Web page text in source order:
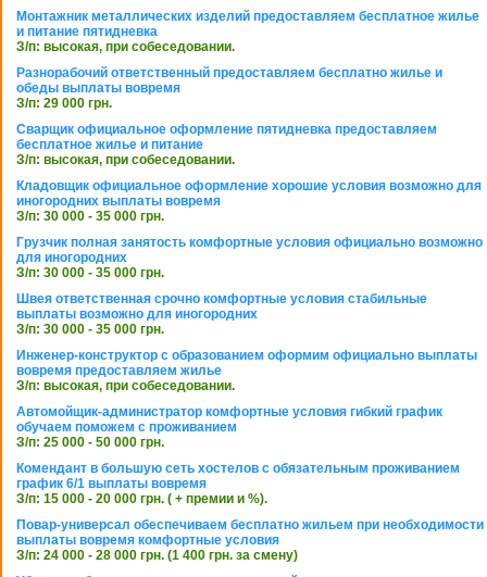
Монтажник металлических изделий предоставляем бесплатное жилье
и питание пятидневка
З/п: высокая, при собеседовании.
Разнорабочий ответственный предоставляем бесплатно жилье и
обеды выплаты вовремя
З/п: 29 000 грн.
Сварщик официальное оформление пятидневка предоставляем
бесплатное жилье и питание
З/п: высокая, при собеседовании.
Кладовщик официальное оформление хорошие условия возможно для
иногородних выплаты вовремя
З/п: 30 000 - 35 000 грн.
Грузчик полная занятость комфортные условия официально возможно
для иногородних
З/п: 30 000 - 35 000 грн.
Швея ответственная срочно комфортные условия стабильные
выплаты возможно для иногородних
З/п: 30 000 - 35 000 грн.
Инженер-конструктор с образованием оформим официально выплаты
вовремя предоставляем жилье
З/п: высокая, при собеседовании.
Автомойщик-администратор комфортные условия гибкий график
обучаем поможем с проживанием
З/п: 25 000 - 50 000 грн.
Комендант в большую сеть хостелов с обязательным проживанием
график 6/1 выплаты вовремя
З/п: 15 000 - 20 000 грн. ( + премии и %).
Повар-универсал обеспечиваем бесплатно жильем при необходимости
выплаты вовремя комфортные условия
З/п: 24 000 - 28 000 грн. (1 400 грн. за смену)